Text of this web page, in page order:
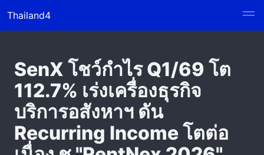
Thailand4
SenX โชว์กำไร Q1/69 โต
112.7% เร่งเครื่องธุรกิจ
บริการอสังหาฯ ดัน
Recurring Income โตต่อ